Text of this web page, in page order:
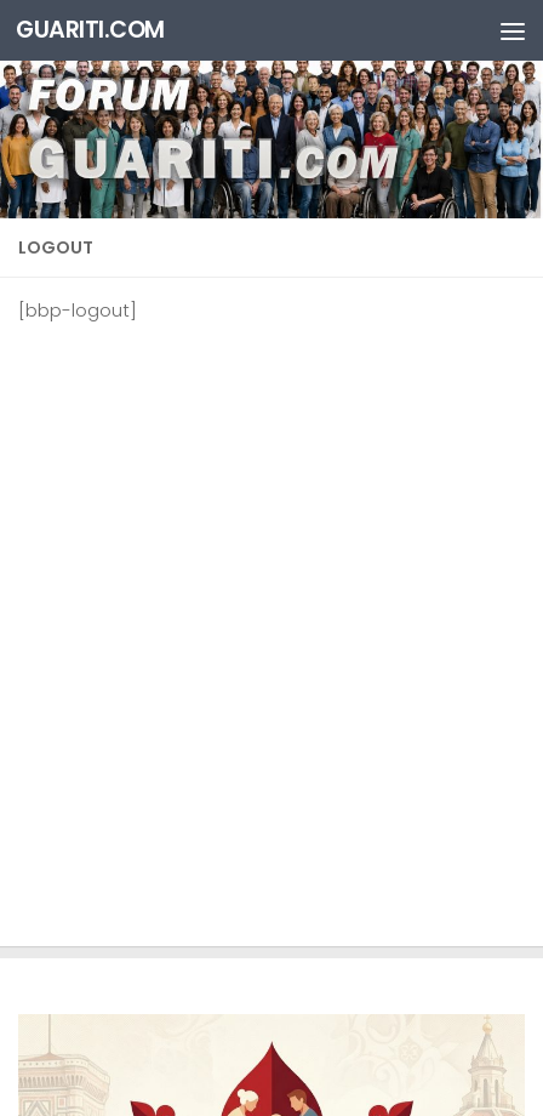
Salta al contenuto
GUARITI.COM
LOGOUT
[bbp-logout]